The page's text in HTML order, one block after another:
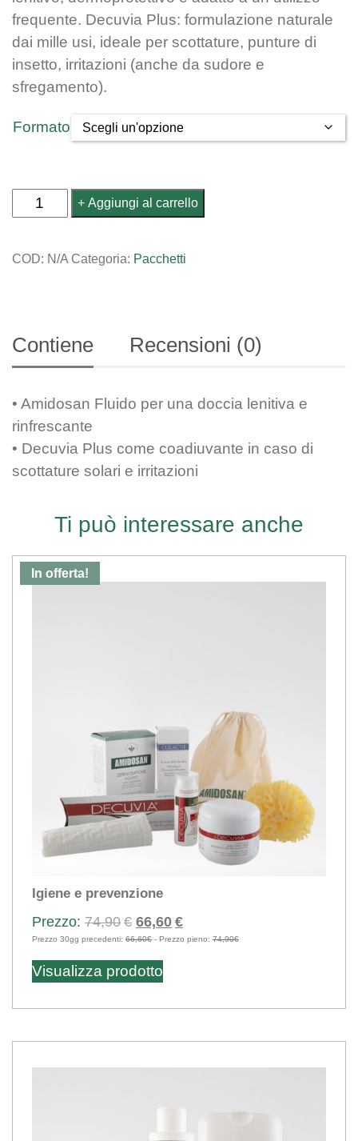
frequente. Decuvia Plus: formulazione naturale
dai mille usi, ideale per scottature, punture di
insetto, irritazioni (anche da sudore e
sfregamento).
Formato
S.O.S.
estate
Aggiungi al carrello
COD: N/A Categoria: Pacchetti
Contiene Recensioni (0)
• Amidosan Fluido per una doccia lenitiva e
rinfrescante
• Decuvia Plus come coadiuvante in caso di
scottature solari e irritazioni
Ti può interessare anche
In offerta!
Igiene e prevenzione
74,90 € Il
prezzo
originale
era:
74,90€.
66,60 €Il
prezzo
66,60€.
Prezzo 30gg precedenti: 66,60€ - Prezzo pieno: 74,90€
Visualizza prodotto